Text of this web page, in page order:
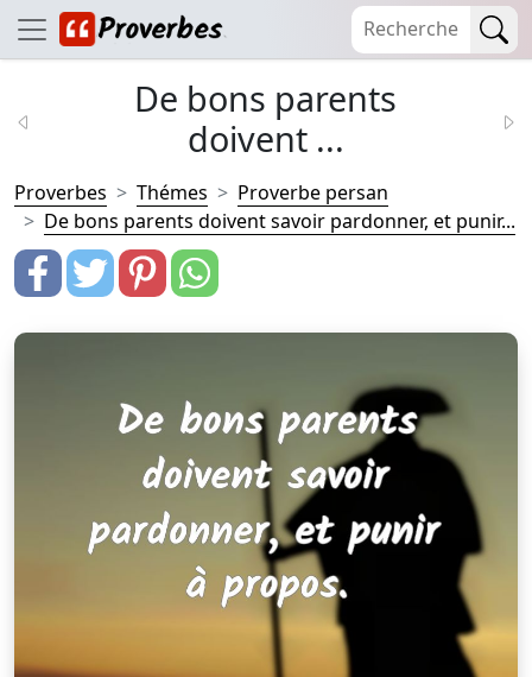
De bons parents
doivent ...
Proverbes Thémes
Proverbe persan
De bons parents doivent savoir pardonner, et punir...